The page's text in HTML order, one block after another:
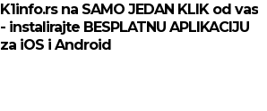
K1info.rs na SAMO JEDAN KLIK od vas
- instalirajte BESPLATNU APLIKACIJU
za iOS i Android